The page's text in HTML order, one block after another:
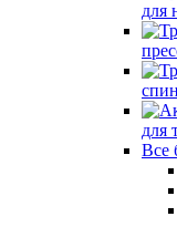
для
для
Все